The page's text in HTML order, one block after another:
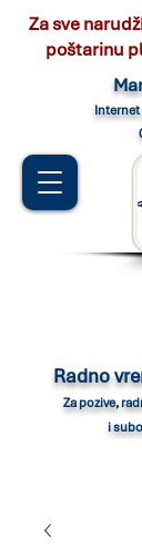
Radno
Za pozive,
i
Za sve
poštarinu